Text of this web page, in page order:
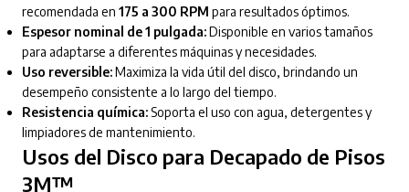
recomendada en 175 a 300 RPM para resultados óptimos.
Espesor nominal de 1 pulgada:Disponible en varios tamaños
para adaptarse a diferentes máquinas y necesidades.
Uso reversible:Maximiza la vida útil del disco, brindando un
desempeño consistente a lo largo del tiempo.
Resistencia química:Soporta el uso con agua, detergentes y
limpiadores de mantenimiento.
Usos del Disco para Decapado de Pisos
3M™